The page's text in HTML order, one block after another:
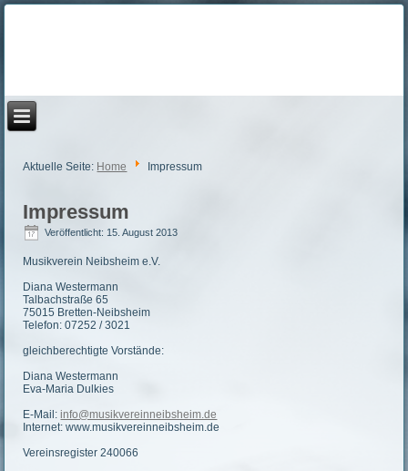
Aktuelle Seite: Home Impressum
Impressum
Veröffentlicht: 15. August 2013
Musikverein Neibsheim e.V.
Diana Westermann
Talbachstraße 65
75015 Bretten-Neibsheim
Telefon: 07252 / 3021
gleichberechtigte Vorstände:
Diana Westermann
Eva-Maria Dulkies
E-Mail:info@musikvereinneibsheim.de
Internet: www.musikvereinneibsheim.de
Vereinsregister 240066